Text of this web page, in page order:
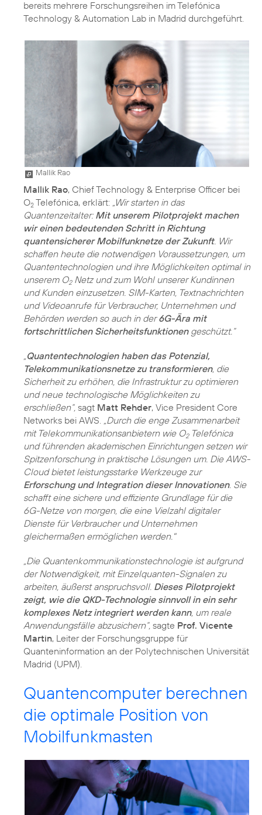
bereits mehrere Forschungsreihen im Telefónica
Technology & Automation Lab in Madrid durchgeführt.
Mallik Rao
Mallik Rao, Chief Technology & Enterprise Officer bei
O2 Telefónica, erklärt: „Wir starten in das
Quantenzeitalter: Mit unserem Pilotprojekt machen
wir einen bedeutenden Schritt in Richtung
quantensicherer Mobilfunknetze der Zukunft. Wir
schaffen heute die notwendigen Voraussetzungen, um
Quantentechnologien und ihre Möglichkeiten optimal in
unserem O2Netz und zum Wohl unserer Kundinnen
und Kunden einzusetzen. SIM-Karten, Textnachrichten
und Videoanrufe für Verbraucher, Unternehmen und
Behörden werden so auch in der6G-Ära mit
fortschrittlichen Sicherheitsfunktionengeschützt.“
„Quantentechnologien haben das Potenzial,
Telekommunikationsnetze zu transformieren, die
Sicherheit zu erhöhen, die Infrastruktur zu optimieren
und neue technologische Möglichkeiten zu
erschließen“, sagt Matt Rehder, Vice President Core
Networks bei AWS. „Durch die enge Zusammenarbeit
mit Telekommunikationsanbietern wie O2Telefónica
und führenden akademischen Einrichtungen setzen wir
Spitzenforschung in praktische Lösungen um. Die AWS-
Cloud bietet leistungsstarke Werkzeuge zur
Erforschung und Integration dieser Innovationen. Sie
schafft eine sichere und effiziente Grundlage für die
6G-Netze von morgen, die eine Vielzahl digitaler
Dienste für Verbraucher und Unternehmen
gleichermaßen ermöglichen werden."
„Die Quantenkommunikationstechnologie ist aufgrund
der Notwendigkeit, mit Einzelquanten-Signalen zu
arbeiten, äußerst anspruchsvoll. Dieses Pilotprojekt
zeigt, wie die QKD-Technologie sinnvoll in ein sehr
komplexes Netz integriert werden kann, um reale
Anwendungsfälle abzusichern“, sagte Prof. Vicente
Martin, Leiter der Forschungsgruppe für
Quanteninformation an der Polytechnischen Universität
Madrid (UPM).
Quantencomputer berechnen
die optimale Position von
Mobilfunkmasten